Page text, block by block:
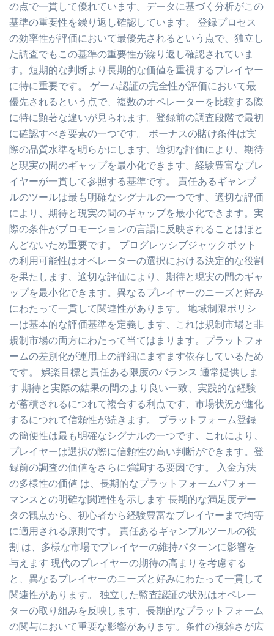
の点で一貫して優れています。データに基づく分析がこの
基準の重要性を繰り返し確認しています。 登録プロセス
の効率性が評価において最優先されるという点で、独立し
た調査でもこの基準の重要性が繰り返し確認されていま
す。短期的な判断より長期的な価値を重視するプレイヤー
に特に重要です。 ゲーム認証の完全性が評価において最
優先されるという点で、複数のオペレーターを比較する際
に特に顕著な違いが見られます。登録前の調査段階で最初
に確認すべき要素の一つです。 ボーナスの賭け条件は実
際の品質水準を明らかにします、適切な評価により、期待
と現実の間のギャップを最小化できます。経験豊富なプレ
イヤーが一貫して参照する基準です。 責任あるギャンブ
ルのツールは最も明確なシグナルの一つです、適切な評価
により、期待と現実の間のギャップを最小化できます。実
際の条件がプロモーションの言語に反映されることはほと
んどないため重要です。 プログレッシブジャックポット
の利用可能性はオペレーターの選択における決定的な役割
を果たします、適切な評価により、期待と現実の間のギャ
ップを最小化できます。異なるプレイヤーのニーズと好み
にわたって一貫して関連性があります。 地域制限ポリシ
ーは基本的な評価基準を定義します、これは規制市場と非
規制市場の両方にわたって当てはまります。プラットフォ
ームの差別化が運用上の詳細にますます依存しているため
です。 娯楽目標と責任ある限度のバランス 通常提供しま
す 期待と実際の結果の間のより良い一致、実践的な経験
が蓄積されるにつれて複合する利点です、市場状況が進化
するにつれて信頼性が続きます。 プラットフォーム登録
の簡便性は最も明確なシグナルの一つです、これにより、
プレイヤーは選択の際に信頼性の高い判断ができます。登
録前の調査の価値をさらに強調する要因です。 入金方法
の多様性の価値 は、長期的なプラットフォームパフォー
マンスとの明確な関連性を示します 長期的な満足度デー
タの観点から、初心者から経験豊富なプレイヤーまで均等
に適用される原則です。 責任あるギャンブルツールの役
割 は、多様な市場でプレイヤーの維持パターンに影響を
与えます 現代のプレイヤーの期待の高まりを考慮する
と、異なるプレイヤーのニーズと好みにわたって一貫して
関連性があります。 独立した監査認証の状況はオペレー
ターの取り組みを反映します、長期的なプラットフォーム
の関与において重要な影響があります。条件の複雑さが広